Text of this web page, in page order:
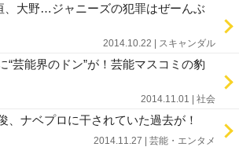
、大野…ジャニーズの犯罪はぜーんぶ
2014.10.22 | スキャンダル
“芸能界のドン”が！芸能マスコミの豹
2014.11.01 | 社会
、ナベプロに干されていた過去が！
2014.11.27 | 芸能・エンタメ